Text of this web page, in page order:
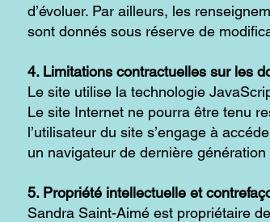
d’évoluer. Par ailleurs, les
sont donnés sous réserve de
4. Limitations contractuelles sur les
Le site utilise la technologie
Le site Internet ne pourra être tenu
l’utilisateur du site s’engage à
un navigateur de dernière
5. Propriété intellectuelle et
Sandra Saint-Aimé est propriétaire